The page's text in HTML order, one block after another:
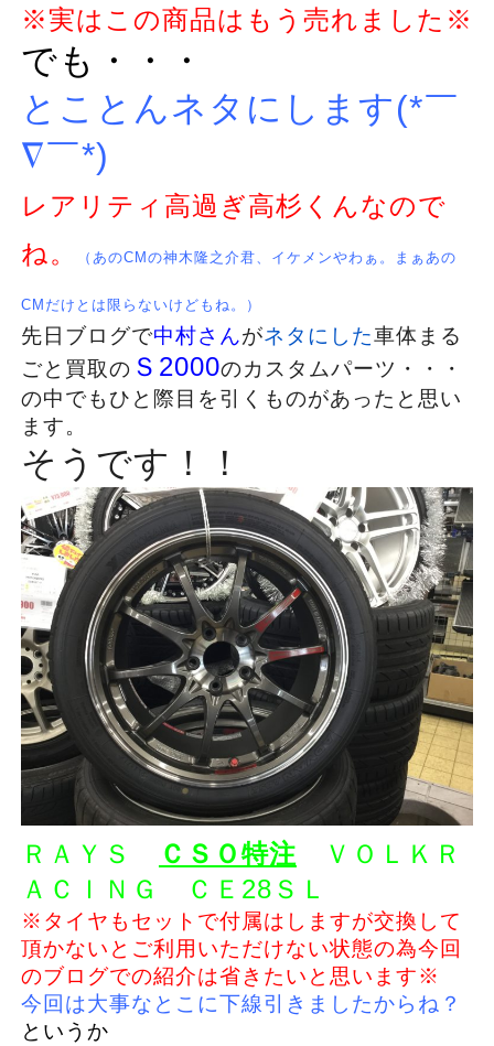
※実はこの商品はもう売れました※
でも・・・
とことんネタにします(*￣
∇￣*)
レアリティ高過ぎ高杉くんなので
ね。
（あのCMの神木隆之介君、イケメンやわぁ。まぁあの
CMだけとは限らないけどもね。）
先日ブログで中村さんがネタにした車体まる
ごと買取の Ｓ2000のカスタムパーツ・・・
の中でもひと際目を引くものがあったと思い
ます。
そうです！！
ＲＡＹＳ ＣＳＯ特注 ＶＯＬＫＲ
ＡＣＩＮＧ ＣＥ28ＳＬ
※タイヤもセットで付属はしますが交換して
頂かないとご利用いただけない状態の為今回
のブログでの紹介は省きたいと思います※
今回は大事なとこに下線引きましたからね？
というか